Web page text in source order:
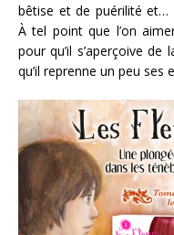
bêtise et de puérilité et…
À tel point que l’on
pour qu’il s’aperçoive
qu’il reprenne un peu ses